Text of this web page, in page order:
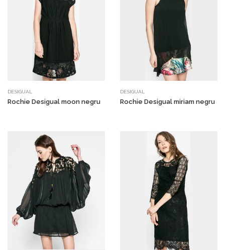
DESIGUAL
Rochie Desigual moon negru
DESIGUAL
Rochie Desigual miriam negru